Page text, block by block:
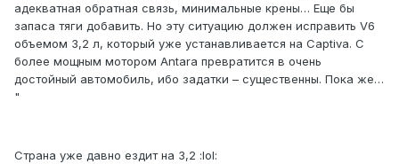
адекватная обратная связь, минимальные крены… Еще бы
запаса тяги добавить. Но эту ситуацию должен исправить V6
объемом 3,2 л, который уже устанавливается на Captiva. C
более мощным мотором Antara превратится в очень
достойный автомобиль, ибо задатки – существенны. Пока же…
"
Страна уже давно ездит на 3,2 :lol: